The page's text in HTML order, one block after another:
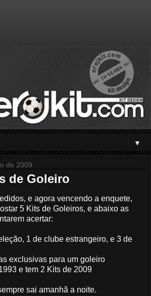
▼
de 2009
de Goleiro
e agora vencendo a enquete,
5 Kits de Goleiros, e abaixo as
acertar:
1 de clube estrangeiro, e 3 de
exclusivas para um goleiro
e tem 2 Kits de 2009
sai amanhã a noite.